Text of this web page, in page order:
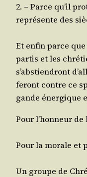
2. – Parce qu’il
repré­sente des
Et enfin parce
par­tis et les
s’abs­tien­dront
feront contre ce
gande éner­gique
Pour l’hon­neur de
Pour la morale et
Un groupe de